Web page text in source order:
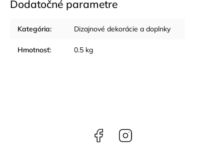
Dodatočné parametre
Kategória: Dizajnové dekorácie a doplnky
Hmotnosť: 0.5 kg
Facebook